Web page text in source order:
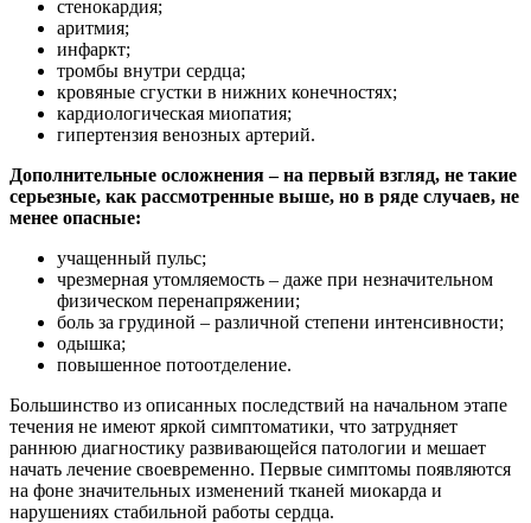
стенокардия;
аритмия;
инфаркт;
тромбы внутри сердца;
кровяные сгустки в нижних конечностях;
кардиологическая миопатия;
гипертензия венозных артерий.
Дополнительные осложнения – на первый взгляд, не такие
серьезные, как рассмотренные выше, но в ряде случаев, не
менее опасные:
учащенный пульс;
чрезмерная утомляемость – даже при незначительном
физическом перенапряжении;
боль за грудиной – различной степени интенсивности;
одышка;
повышенное потоотделение.
Большинство из описанных последствий на начальном этапе
течения не имеют яркой симптоматики, что затрудняет
раннюю диагностику развивающейся патологии и мешает
начать лечение своевременно. Первые симптомы появляются
на фоне значительных изменений тканей миокарда и
нарушениях стабильной работы сердца.